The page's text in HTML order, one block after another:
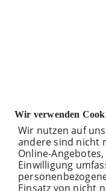
Wir verwenden
Wir nutzen auf
andere sind nicht
Online-
Einwilligung
Einsatz von nicht